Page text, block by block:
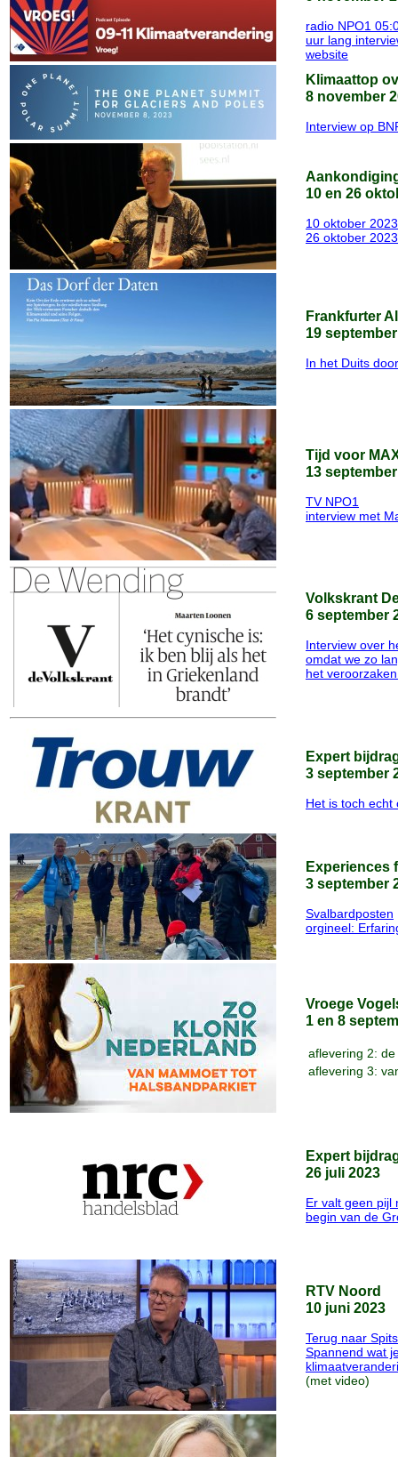
radio NPO1
uur lang
website
Klimaattop
8 november
Interview op
10 en 26
10 oktober
26 oktober
Frankfurter
19
In het Duits
Tijd voor
13
TV NPO1
interview met
Volkskrant
6 september
Interview over
omdat we zo
het
Expert
3 september
Het is toch echt
Experiences
3 september
Svalbardposten
orgineel:
Vroege
1 en 8
aflevering 2:
aflevering 3:
Expert
26 juli 2023
Er valt geen pijl
begin van de
RTV Noord
10 juni 2023
Terug naar
Spannend wat
(met video)